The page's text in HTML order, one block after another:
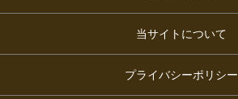
当サイトについて
プライバシーポリシー